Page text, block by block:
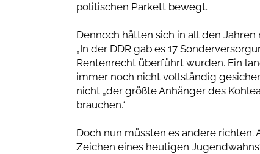
politischen Parkett bewegt.
Dennoch hätten sich in all den
„In der DDR gab es 17
Rentenrecht überführt wurden. Ein
immer noch nicht vollständig
nicht „der größte Anhänger des
brauchen.“
Doch nun müssten es andere richten.
Zeichen eines heutigen